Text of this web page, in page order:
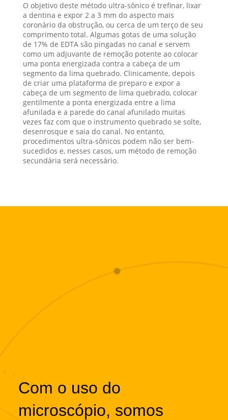
O objetivo deste método ultra-sônico é trefinar, lixar
a dentina e expor 2 a 3 mm do aspecto mais
coronário da obstrução, ou cerca de um terço de seu
comprimento total. Algumas gotas de uma solução
de 17% de EDTA são pingadas no canal e servem
como um adjuvante de remoção potente ao colocar
uma ponta energizada contra a cabeça de um
segmento da lima quebrado. Clinicamente, depois
de criar uma plataforma de preparo e expor a
cabeça de um segmento de lima quebrado, colocar
gentilmente a ponta energizada entre a lima
afunilada e a parede do canal afunilado muitas
vezes faz com que o instrumento quebrado se solte,
desenrosque e saia do canal. No entanto,
procedimentos ultra-sônicos podem não ser bem-
sucedidos e, nesses casos, um método de remoção
secundária será necessário.
Com o uso do
microscópio, somos